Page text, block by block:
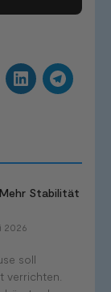
Stabilität
2026
soll
verrichten.